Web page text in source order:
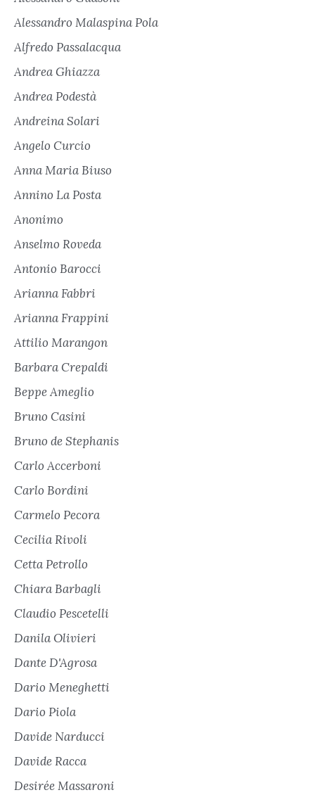
Alessandro Malaspina Pola
Alfredo Passalacqua
Andrea Ghiazza
Andrea Podestà
Andreina Solari
Angelo Curcio
Anna Maria Biuso
Annino La Posta
Anonimo
Anselmo Roveda
Antonio Barocci
Arianna Fabbri
Arianna Frappini
Attilio Marangon
Barbara Crepaldi
Beppe Ameglio
Bruno Casini
Bruno de Stephanis
Carlo Accerboni
Carlo Bordini
Carmelo Pecora
Cecilia Rivoli
Cetta Petrollo
Chiara Barbagli
Claudio Pescetelli
Danila Olivieri
Dante D'Agrosa
Dario Meneghetti
Dario Piola
Davide Narducci
Davide Racca
Desirée Massaroni